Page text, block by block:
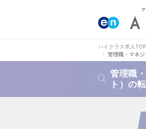
ハイクラス求人TOP
管理職・マネ
管理職
ト）の